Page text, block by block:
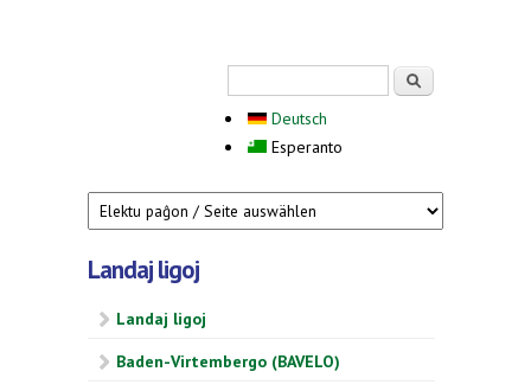
Deutsch
Esperanto
Landaj ligoj
Landaj ligoj
Baden-Virtembergo (BAVELO)